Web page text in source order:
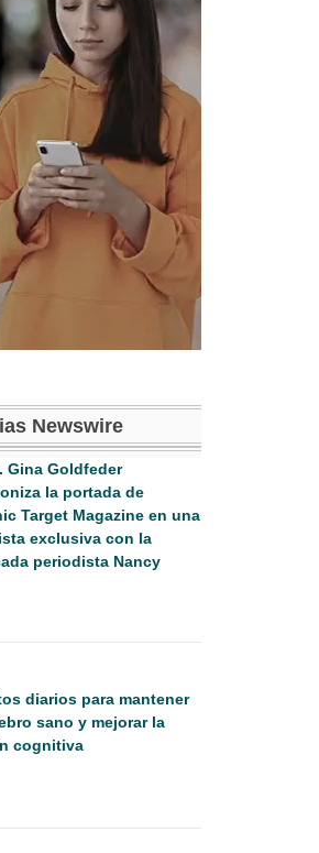
Newswire
Gina Goldfeder
la portada de
Target Magazine en una
exclusiva con la
periodista Nancy
diarios para mantener
sano y mejorar la
cognitiva